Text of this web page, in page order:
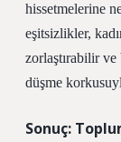
hissetmelerine
eşitsizlikler,
zorlaştırabilir
düşme
Sonuç: